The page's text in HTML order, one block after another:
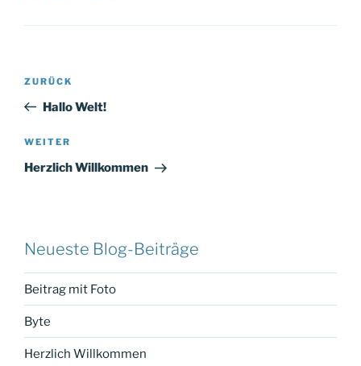
Beitragsnavigation
Vorheriger
Beitrag
ZURÜCK
Hallo Welt!
Nächster
Beitrag
WEITER
Herzlich Willkommen
Neueste Blog-Beiträge
Beitrag mit Foto
Byte
Herzlich Willkommen